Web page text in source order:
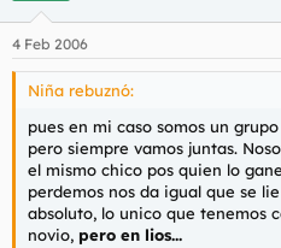
4 Feb 2006
Niña rebuznó:
pues en mi caso somos un
pero siempre vamos juntas.
el mismo chico pos quien lo
perdemos nos da igual que se
absoluto, lo unico que tenemos
novio, pero en lios...